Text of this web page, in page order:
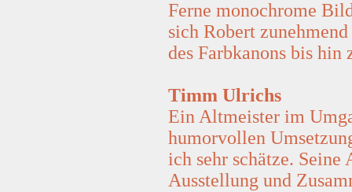
Ferne monochrome
sich Robert
des Farbkanons bis
Timm Ulrichs
Ein Altmeister im
humorvollen
ich sehr schätze.
Ausstellung und